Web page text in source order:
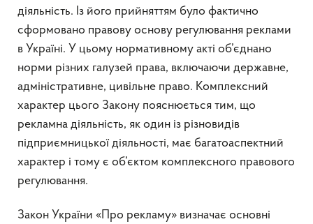
діяльність. Із його прийняттям було фактично
сформовано правову основу регулювання реклами
в Україні. У цьому нормативному акті об’єднано
норми різних галузей права, включаючи державне,
адміністративне, цивільне право. Комплексний
характер цього Закону пояснюється тим, що
рекламна діяльність, як один із різновидів
підприємницької діяльності, має багатоаспектний
характер і тому є об’єктом комплексного правового
регулювання.
Закон України «Про рекламу» визначає основні